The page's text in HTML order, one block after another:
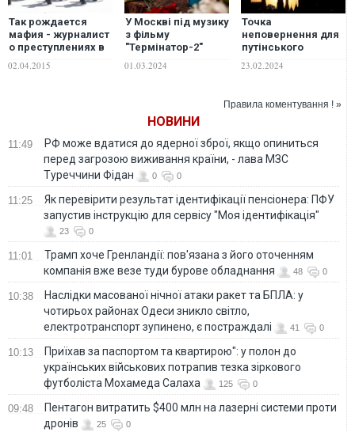
Так рождается
мафия - журналист
о преступлениях в
батальонах
02.04.2015
У Москві під музику
з фільму
"Термінатор-2"
Навального. ВІДЕО
01.03.2024
Точка
неповернення для
путінського
23.02.2024
Правила коментування ! »
НОВИНИ
11:49
РФ може вдатися до ядерної зброї, якщо опиниться
перед загрозою виживання країни, - лава МЗС
Туреччини Фідан
0 0
11:25
Як перевірити результат ідентифікації пенсіонера: ПФУ
запустив інструкцію для сервісу "Моя ідентифікація"
23 0
11:01
Трамп хоче Гренландії: пов'язана з його оточенням
компанія вже везе туди бурове обладнання
48 0
10:38
Наслідки масованої нічної атаки ракет та БПЛА: у
чотирьох районах Одеси зникло світло,
електротранспорт зупинено, є постраждалі
41 0
10:13
Приїхав за паспортом та квартирою": у полон до
українських військових потрапив тезка зіркового
футболіста Мохамеда Салаха
125 0
09:48
Пентагон витратить $400 млн на лазерні системи проти
дронів
25 0